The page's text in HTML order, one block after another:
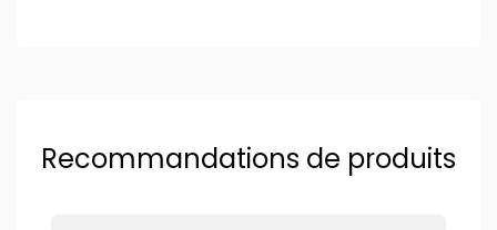
Recommandations de produits